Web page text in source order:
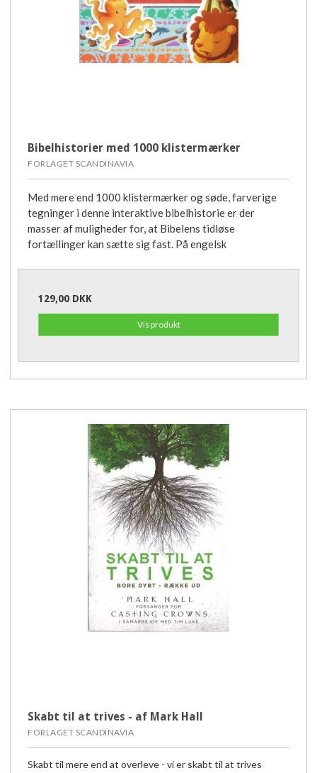
Bibelhistorier med 1000 klistermærker
FORLAGET SCANDINAVIA
Med mere end 1000 klistermærker og søde, farverige
tegninger i denne interaktive bibelhistorie er der
masser af muligheder for, at Bibelens tidløse
fortællinger kan sætte sig fast. På engelsk
129,00 DKK
Vis produkt
Skabt til at trives - af Mark Hall
FORLAGET SCANDINAVIA
Skabt til mere end at overleve - vi er skabt til at trives